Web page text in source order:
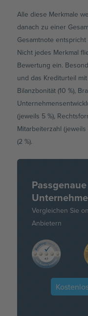
Alle diese Merkmale
danach zu einer
Gesamtnote
Nicht jedes Merkmal
Bewertung ein.
und das Krediturteil
Bilanzbonität (10 %),
(jeweils 5 %),
Mitarbeiterzahl
(2 %).
Vergleichen Sie
Anbietern